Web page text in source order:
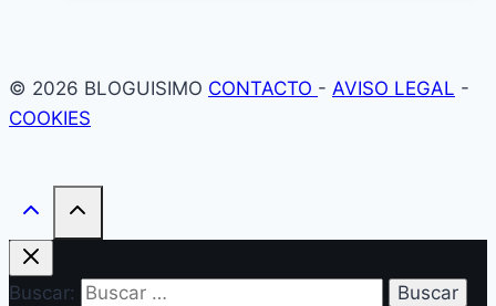
© 2026 BLOGUISIMO CONTACTO - AVISO LEGAL -
COOKIES
Buscar: